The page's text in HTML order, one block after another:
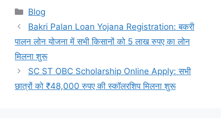
Categories
Blog
Bakri Palan Loan Yojana Registration: बकरी
पालन लोन योजना में सभी किसानों को 5 लाख रुपए का लोन
मिलना शुरू
SC ST OBC Scholarship Online Apply: सभी
छात्रों को ₹48,000 रुपए की स्कॉलरशिप मिलना शुरू